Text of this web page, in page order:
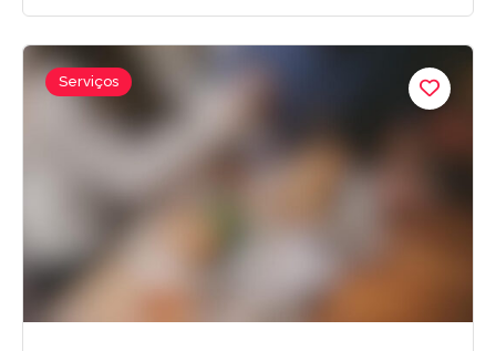
Sem avaliações ainda
Serviços